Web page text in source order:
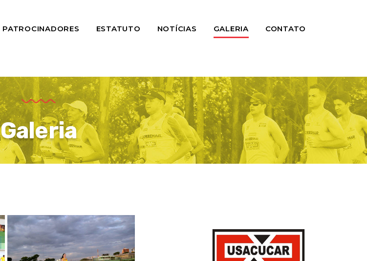
PATROCINADORES ESTATUTO NOTÍCIAS GALERIA
CONTATO
Galeria